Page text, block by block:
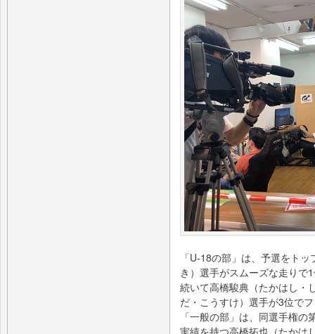
「U-18の部」は、予選をト
き）選手がスムーズな走りで
続いて高橋駿典（たかはし・
だ・こうすけ）選手が3位で
「一般の部」は、同選手権